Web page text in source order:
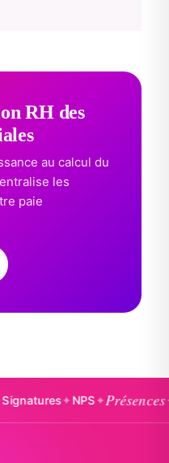
RH des
au calcul du
les
paie
✦NPS✦Présences✦